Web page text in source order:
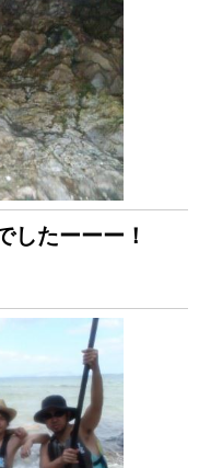
したーーー！